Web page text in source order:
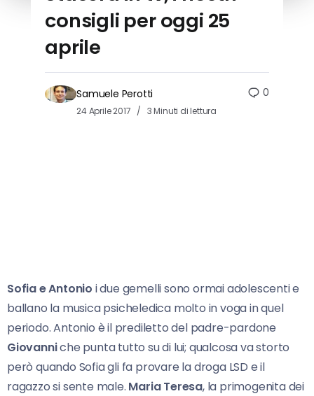
consigli per oggi 25
aprile
Samuele Perotti
24 Aprile 2017 3 Minuti di lettura
0
Sofia e Antonio i due gemelli sono ormai adolescenti e
ballano la musica psicheledica molto in voga in quel
periodo. Antonio è il prediletto del padre-pardone
Giovanniche punta tutto su di lui; qualcosa va storto
però quando Sofia gli fa provare la droga LSD e il
ragazzo si sente male. Maria Teresa, la primogenita dei